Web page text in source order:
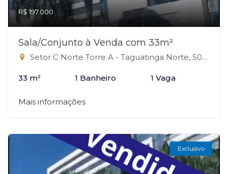
R$ 197.000
Sala/Conjunto à Venda com 33m²
Setor C Norte Torre A - Taguatinga Norte, 504 - Taguatinga Norte, Taguatinga-DF
33 m² 1 Banheiro 1 Vaga
Mais informações
Exclusivo